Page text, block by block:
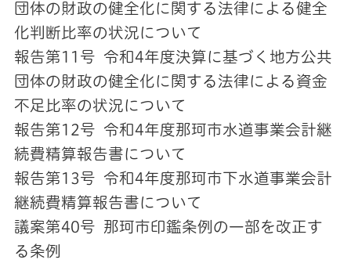
団体の財政の健全化に関する法律による健全
化判断比率の状況について
報告第11号 令和4年度決算に基づく地方公共
団体の財政の健全化に関する法律による資金
不足比率の状況について
報告第12号 令和4年度那珂市水道事業会計継
続費精算報告書について
報告第13号 令和4年度那珂市下水道事業会計
継続費精算報告書について
議案第40号 那珂市印鑑条例の一部を改正す
る条例